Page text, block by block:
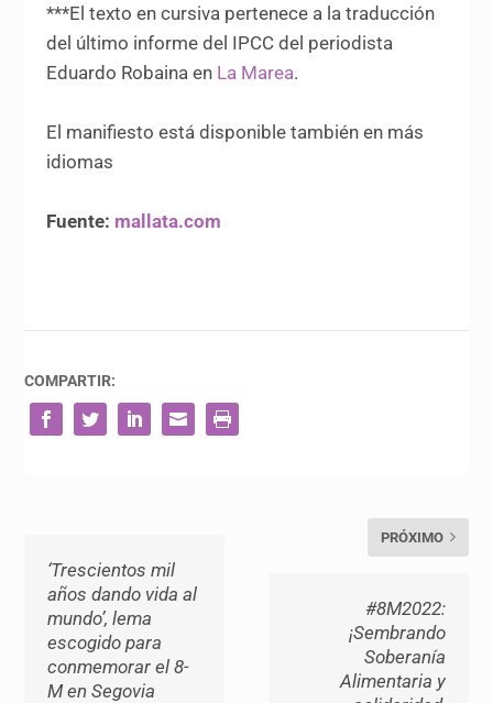
***El texto en cursiva pertenece a la traducción
del último informe del IPCC del periodista
Eduardo Robaina en La Marea.
El manifiesto está disponible también en más
idiomas
Fuente: mallata.com
COMPARTIR:
‘Trescientos mil
años dando vida al
mundo’, lema
escogido para
conmemorar el 8-
M en Segovia
PRÓXIMO
#8M2022:
¡Sembrando
Soberanía
Alimentaria y